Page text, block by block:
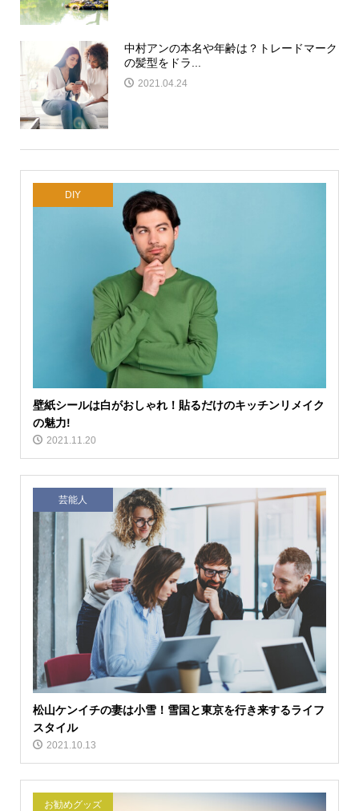
中村アンの本名や年齢は？トレードマーク
の髪型をドラ...
2021.04.24
DIY
壁紙シールは白がおしゃれ！貼るだけのキッチンリメイク
の魅力!
2021.11.20
芸能人
松山ケンイチの妻は小雪！雪国と東京を行き来するライフ
スタイル
2021.10.13
お勧めグッズ